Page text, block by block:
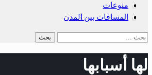
منوعات
المسافات بين المدن
البحث
لها أسبابها